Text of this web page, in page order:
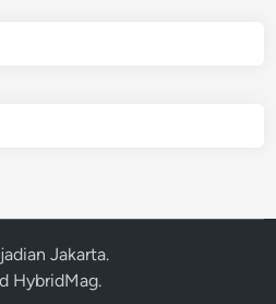
Jakarta.
HybridMag.